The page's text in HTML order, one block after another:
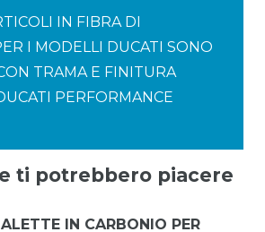
IN FIBRA DI
I MODELLI DUCATI SONO
TRAMA E FINITURA
PERFORMANCE
ti potrebbero piacere
ALETTE IN CARBONIO PER